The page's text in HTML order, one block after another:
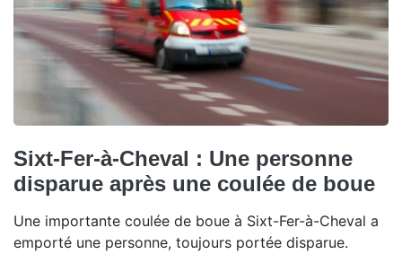
Sixt-Fer-à-Cheval : Une personne
disparue après une coulée de boue
Une importante coulée de boue à Sixt-Fer-à-Cheval a
emporté une personne, toujours portée disparue.